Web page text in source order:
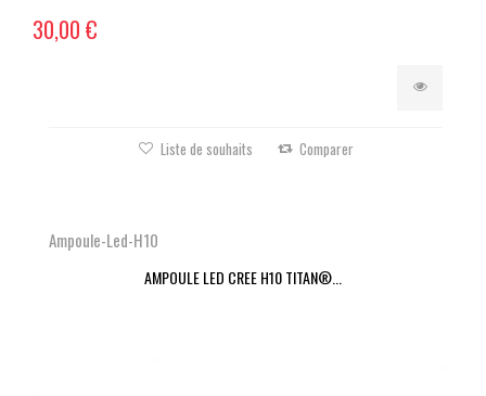
30,00 €
Liste de souhaits Comparer
Ampoule-Led-H10
AMPOULE LED CREE H10 TITAN®...